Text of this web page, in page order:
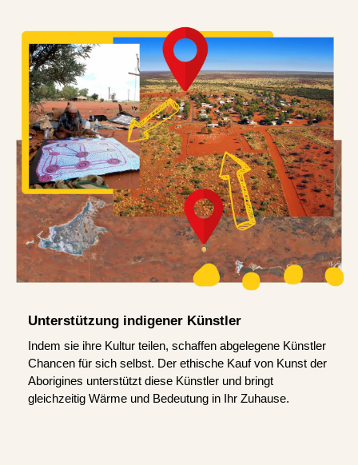
Unterstützung indigener Künstler
Indem sie ihre Kultur teilen, schaffen abgelegene Künstler
Chancen für sich selbst. Der ethische Kauf von Kunst der
Aborigines unterstützt diese Künstler und bringt
gleichzeitig Wärme und Bedeutung in Ihr Zuhause.